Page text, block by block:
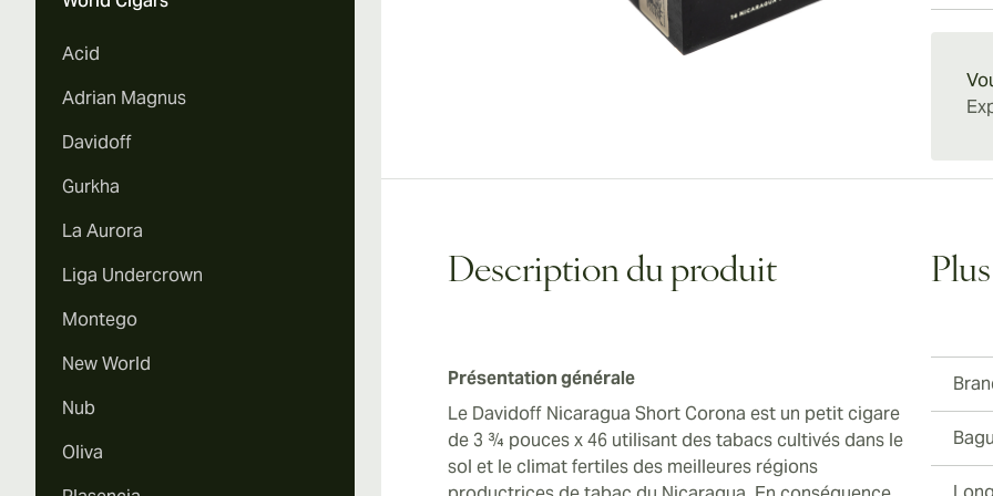
Acid
Adrian Magnus
Davidoff
Gurkha
La Aurora
Liga Undercrown
Montego
New World
Nub
Oliva
du
Description du produit
Présentation générale
Le Davidoff Nicaragua Short Corona est un petit cigare
de 3 ¾ pouces x 46 utilisant des tabacs cultivés dans le
sol et le climat fertiles des meilleures régions